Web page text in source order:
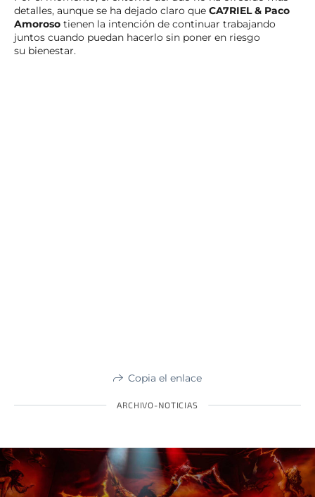
detalles, aunque se ha dejado claro que CA7RIEL & Paco
Amoroso tienen la intención de continuar trabajando
juntos cuando puedan hacerlo sin poner en riesgo
su bienestar.
Copia el enlace
ARCHIVO-NOTICIAS